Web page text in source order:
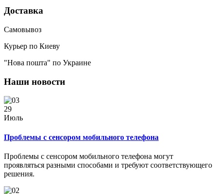
Доставка
Самовывоз
Курьер по Киеву
"Нова пошта" по Украине
Наши новости
29
Июль
Проблемы с сенсором мобильного телефона
Проблемы с сенсором мобильного телефона могут
проявляться разными способами и требуют соответствующего
решения.